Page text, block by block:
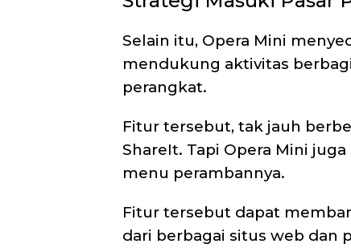
Selain itu, Opera Mini
mendukung aktivitas
perangkat.
Fitur tersebut, tak jauh
ShareIt. Tapi Opera Mini
menu perambannya.
Fitur tersebut dapat
dari berbagai situs web dan